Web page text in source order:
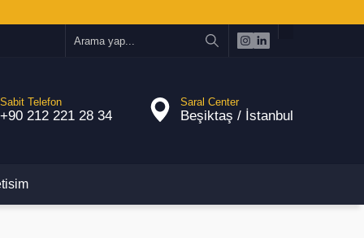
Sabit Telefon
+90 212 221 28 34
Saral Center
Beşiktaş / İstanbul